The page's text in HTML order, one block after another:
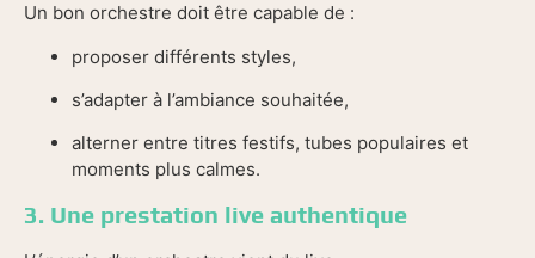
Un bon orchestre doit être capable de :
proposer différents styles,
s’adapter à l’ambiance souhaitée,
alterner entre titres festifs, tubes populaires et
moments plus calmes.
3. Une prestation live authentique